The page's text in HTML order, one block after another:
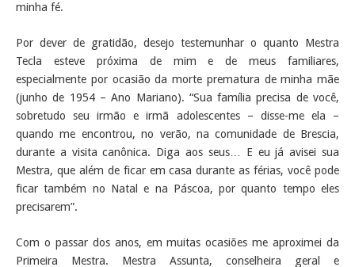
minha fé.
Por dever de gratidão, desejo testemunhar o quanto Mestra
Tecla esteve próxima de mim e de meus familiares,
especialmente por ocasião da morte prematura de minha mãe
(junho de 1954 – Ano Mariano). “Sua família precisa de você,
sobretudo seu irmão e irmã adolescentes – disse-me ela –
quando me encontrou, no verão, na comunidade de Brescia,
durante a visita canônica. Diga aos seus… E eu já avisei sua
Mestra, que além de ficar em casa durante as férias, você pode
ficar também no Natal e na Páscoa, por quanto tempo eles
precisarem”.
Com o passar dos anos, em muitas ocasiões me aproximei da
Primeira Mestra. Mestra Assunta, conselheira geral e